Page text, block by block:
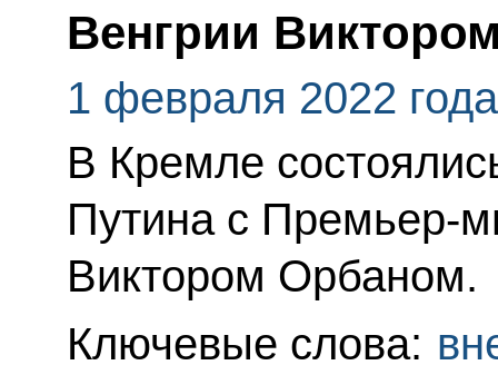
Венгрии
1 февраля 2022 года
В Кремле
Путина с Премьер-
Виктором Орбаном.
Ключевые слова: